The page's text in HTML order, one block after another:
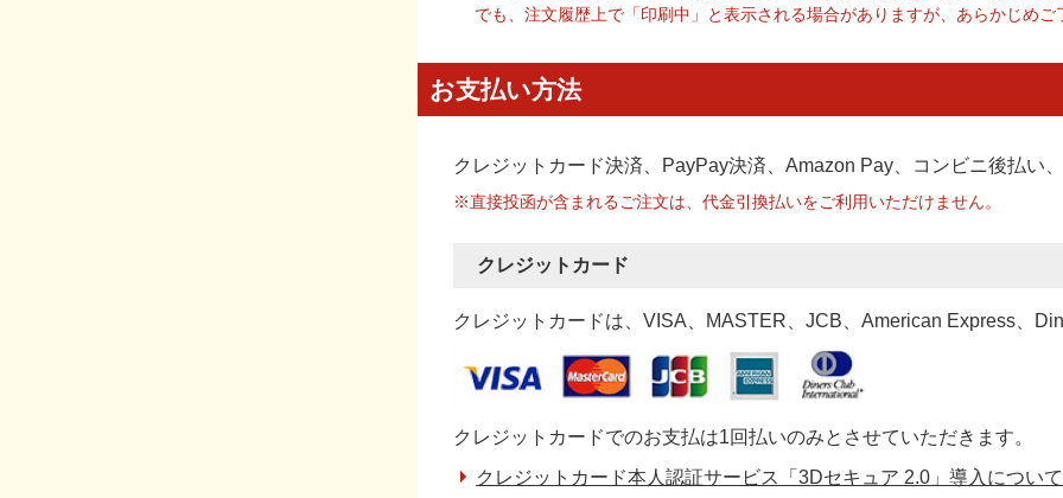
でも、注文履歴上で「印刷中」と表示される場合がありますが、あらかじめご
お支払い方法
クレジットカード決済、PayPay決済 、Amazon Pay、コンビニ後払い
※直接投函が含まれるご注文は、代金引換払いをご利用いただけません。
クレジットカード
クレジットカードは、VISA、MASTER、JCB、American Express、
クレジットカードでのお支払は1回払いのみとさせていただきます。
クレジットカード本人認証サービス「3Dセキュア 2.0」導入について